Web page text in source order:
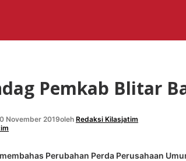
Pemkab Blitar
November 2019oleh Redaksi Kilasjatim
Perubahan Perda Perusahaan